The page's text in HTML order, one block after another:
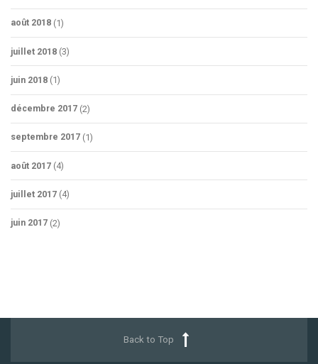
août 2018 (1)
juillet 2018 (3)
juin 2018 (1)
décembre 2017 (2)
septembre 2017 (1)
août 2017 (4)
juillet 2017 (4)
juin 2017 (2)
Back to Top